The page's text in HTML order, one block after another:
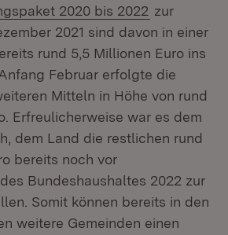
2020 bis 2022 (Öffnet in
zur
2021 sind davon in einer
rund 5,5 Millionen Euro ins
Februar erfolgte die
Mitteln in Höhe von rund
Erfreulicherweise war es dem
dem Land die restlichen rund
bereits noch vor
Bundeshaushaltes 2022 zur
Somit können bereits in den
weitere Gemeinden einen